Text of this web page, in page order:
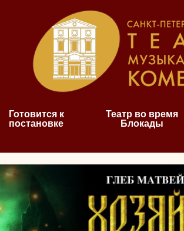
Готовится к
постановке
Театр во время
Блокады